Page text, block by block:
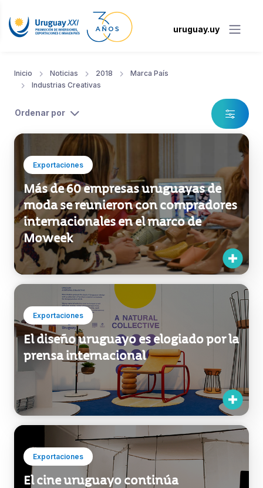
uruguay.uy
Inicio Noticias 2018
Marca País
Industrias Creativas
Ordenar por
Exportaciones
Más de 60 empresas uruguayas de
moda se reunieron con compradores
internacionales en el marco de
Moweek
Exportaciones
El diseño uruguayo es elogiado por la
prensa internacional
Exportaciones
El cine uruguayo continúa